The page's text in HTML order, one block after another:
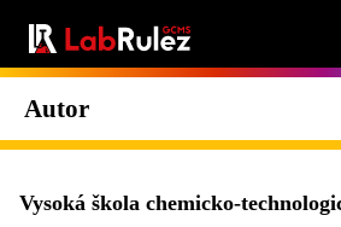
Autor
Vysoká škola chemicko-